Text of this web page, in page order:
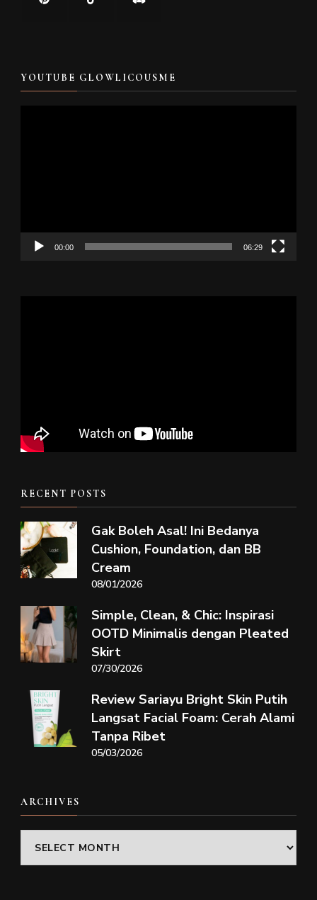
YOUTUBE GLOWLICOUSME
00:00 06:29
RECENT POSTS
Gak Boleh Asal! Ini Bedanya
Cushion, Foundation, dan BB
Cream
08/01/2026
Simple, Clean, & Chic: Inspirasi
OOTD Minimalis dengan Pleated
Skirt
07/30/2026
Review Sariayu Bright Skin Putih
Langsat Facial Foam: Cerah Alami
Tanpa Ribet
05/03/2026
ARCHIVES
Archives